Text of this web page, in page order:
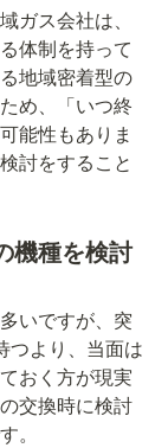
ガス会社は、
体制を持って
地域密着型の
め、「いつ終
能性もありま
討をすること
機種を検討
いですが、突
つより、当面は
おく方が現実
交換時に検討
。